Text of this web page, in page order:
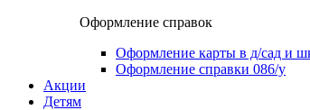
Оформление справок
Оформление карты в д/сад и
Оформление справки 086/у
Акции
Детям